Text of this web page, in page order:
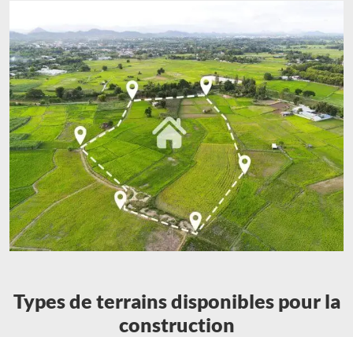
Types de terrains disponibles pour la
construction